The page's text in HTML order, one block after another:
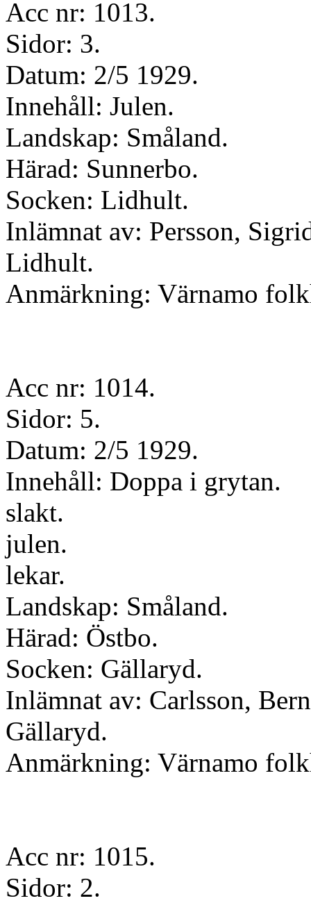
Acc nr: 1013.
Sidor: 3.
Datum: 2/5 1929.
Innehåll: Julen.
Landskap: Småland.
Härad: Sunnerbo.
Socken: Lidhult.
Inlämnat av: Persson,
Lidhult.
Anmärkning: Värnamo
Acc nr: 1014.
Sidor: 5.
Datum: 2/5 1929.
Innehåll: Doppa i grytan.
slakt.
julen.
lekar.
Landskap: Småland.
Härad: Östbo.
Socken: Gällaryd.
Inlämnat av: Carlsson,
Gällaryd.
Anmärkning: Värnamo
Acc nr: 1015.
Sidor: 2.